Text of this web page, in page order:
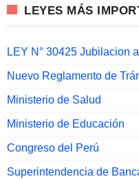
LEYES MÁS
LEY N° 30425 Jubilacion
Nuevo Reglamento de
Ministerio de Salud
Ministerio de Educación
Congreso del Perú
Superintendencia de